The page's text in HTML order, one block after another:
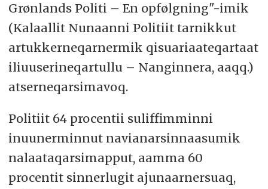
Grønlands Politi – En opfølgning"-imik
(Kalaallit Nunaanni Politiit tarnikkut
artukkerneqarnermik qisuariaateqartaat
iliuuserineqartullu – Nanginnera, aaqq.)
atserneqarsimavoq.
Politiit 64 procentii suliffimminni
inuunerminnut navianarsinnaasumik
nalaataqarsimapput, aamma 60
procentit sinnerlugit ajunaarnersuaq,